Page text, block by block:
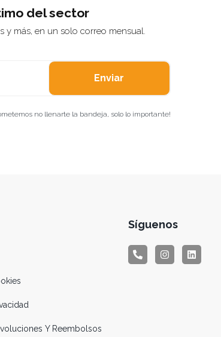
del sector
y más, en un solo correo mensual.
Enviar
no llenarte la bandeja, solo lo importante!
Y Reembolsos
Síguenos